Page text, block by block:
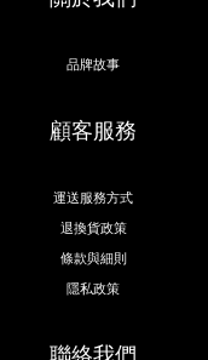
品牌故事
顧客服務
運送服務方式
退換貨政策
條款與細則
隱私政策